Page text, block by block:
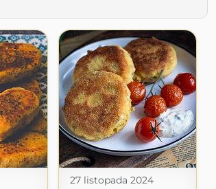
27 listopada 2024